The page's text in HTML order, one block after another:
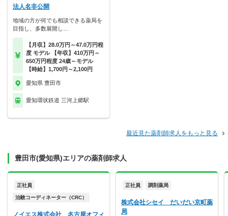
法人名非公開
地域の方が何でも相談できる薬局を
目指し、多数展開し…
【月収】28.0万円～47.0万円程
度 モデル 【年収】410万円～
650万円程度 24歳～モデル
【時給】1,700円～2,100円
愛知県 豊田市
愛知環状鉄道 三河上郷駅
最近見た薬剤師求人をもっと見る
豊田市(愛知県)エリアの薬剤師求人
正社員
治験コーディネーター（CRC）
正社員 調剤薬局
株式会社シセイ だいだい京町薬
局